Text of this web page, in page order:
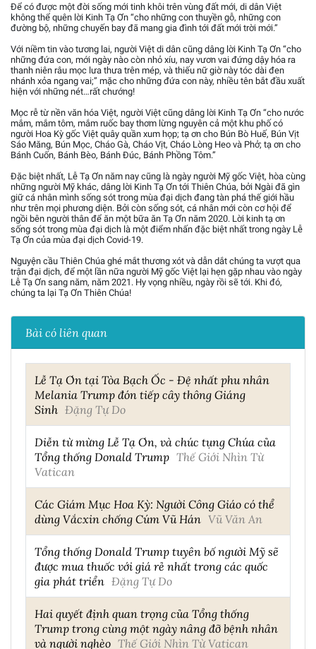
Để có được một đời sống mới tinh khôi trên vùng đất mới, di dân Việt
không thể quên lời Kinh Tạ Ơn “cho những con thuyền gỗ, những con
đường bộ, những chuyến bay đã mang gia đình tới đất mới trời mới.”
Với niềm tin vào tương lai, người Việt di dân cũng dâng lời Kinh Tạ Ơn “cho
những đứa con, mới ngày nào còn nhỏ xíu, nay vươn vai đứng dậy hóa ra
thanh niên râu mọc lưa thưa trên mép, và thiếu nữ giờ này tóc dài đen
nhánh xỏa ngang vai;” mặc cho những đứa con này, nhiều tên bắt đầu xuất
hiện với những nét…rất chướng!
Mọc rễ từ nền văn hóa Việt, người Việt cũng dâng lời Kinh Tạ Ơn “cho nước
mắm, mắm tôm, mắm ruốc bay thơm lừng nguyên cả một khu phố có
người Hoa Kỳ gốc Việt quây quần xum họp; tạ ơn cho Bún Bò Huế, Bún Vịt
Sáo Măng, Bún Mọc, Cháo Gà, Cháo Vịt, Cháo Lòng Heo và Phở; tạ ơn cho
Bánh Cuốn, Bánh Bèo, Bánh Đúc, Bánh Phồng Tôm.”
Đặc biệt nhất, Lễ Tạ Ơn năm nay cũng là ngày người Mỹ gốc Việt, hòa cùng
những người Mỹ khác, dâng lời Kinh Tạ Ơn tới Thiên Chúa, bởi Ngài đã gìn
giữ cá nhân mình sống sót trong mùa đại dịch đang tàn phá thế giới hầu
như trên mọi phương diện. Bởi còn sống sót, cá nhân mới còn cơ hội để
ngồi bên người thân để ăn một bữa ăn Tạ Ơn năm 2020. Lời kinh tạ ơn
sống sót trong mùa đại dịch là một điểm nhấn đặc biệt nhất trong ngày Lễ
Tạ Ơn của mùa đại dịch Covid-19.
Nguyện cầu Thiên Chúa ghé mắt thương xót và dẫn dắt chúng ta vượt qua
trận đại dịch, để một lần nữa người Mỹ gốc Việt lại hẹn gặp nhau vào ngày
Lễ Tạ Ơn sang năm, năm 2021. Hy vọng nhiều, ngày rồi sẽ tới. Khi đó,
chúng ta lại Tạ Ơn Thiên Chúa!
Bài có liên quan
Lễ Tạ Ơn tại Tòa Bạch Ốc - Đệ nhất phu nhân
Melania Trump đón tiếp cây thông Giáng
Sinh Đặng Tự Do
Diễn từ mừng Lễ Tạ Ơn, và chúc tụng Chúa của
Tổng thống Donald Trump Thế Giới Nhìn Từ
Vatican
Các Giám Mục Hoa Kỳ: Người Công Giáo có thể
dùng Vắcxin chống Cúm Vũ Hán Vũ Văn An
Tổng thống Donald Trump tuyên bố người Mỹ sẽ
được mua thuốc với giá rẻ nhất trong các quốc
gia phát triển Đặng Tự Do
Hai quyết định quan trọng của Tổng thống
Trump trong cùng một ngày nâng đỡ bệnh nhân
và người nghèo Thế Giới Nhìn Từ Vatican